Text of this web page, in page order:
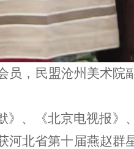
员，民盟沧州美术
、《北京电视报》
河北省第十届燕赵